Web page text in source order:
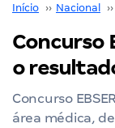
Início ›› Nacional ››
Concurso
o
Concurso
área médica,